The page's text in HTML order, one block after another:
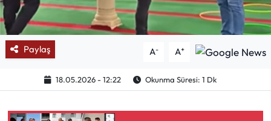
Paylaş A- A+
18.05.2026 - 12:22 Okunma Süresi: 1 Dk
BIK
ASTROLOJİ
Spor Yazıları